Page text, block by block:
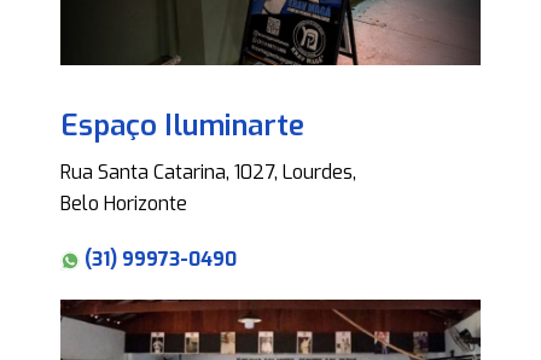
Espaço Iluminarte
Rua Santa Catarina, 1027, Lourdes,
Belo Horizonte
(31) 99973-0490